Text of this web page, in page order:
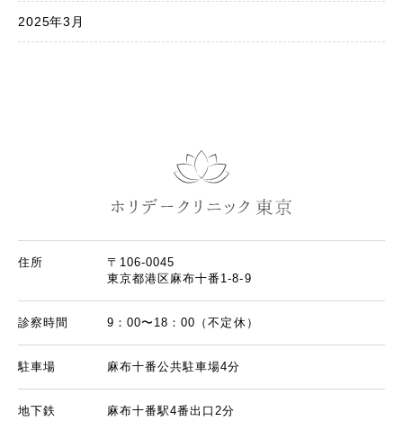
2025年3月
住所
〒106-0045
東京都港区麻布十番1-8-9
診察時間 9：00〜18：00（不定休）
駐車場 麻布十番公共駐車場4分
地下鉄 麻布十番駅4番出口2分